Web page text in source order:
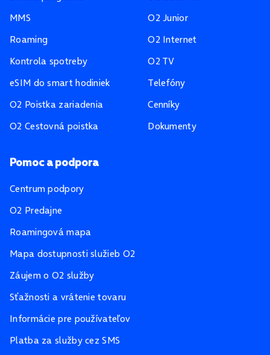
MMS
Roaming
Kontrola spotreby
eSIM do smart hodiniek
O2 Poistka zariadenia
O2 Cestovná poistka
O2 Junior
O2 Internet
O2 TV
Telefóny
Cenníky
Dokumenty
Pomoc a podpora
Centrum podpory
O2 Predajne
Roamingová mapa
Mapa dostupnosti služieb O2
Záujem o O2 služby
Sťažnosti a vrátenie tovaru
Informácie pre používateľov
Platba za služby cez SMS